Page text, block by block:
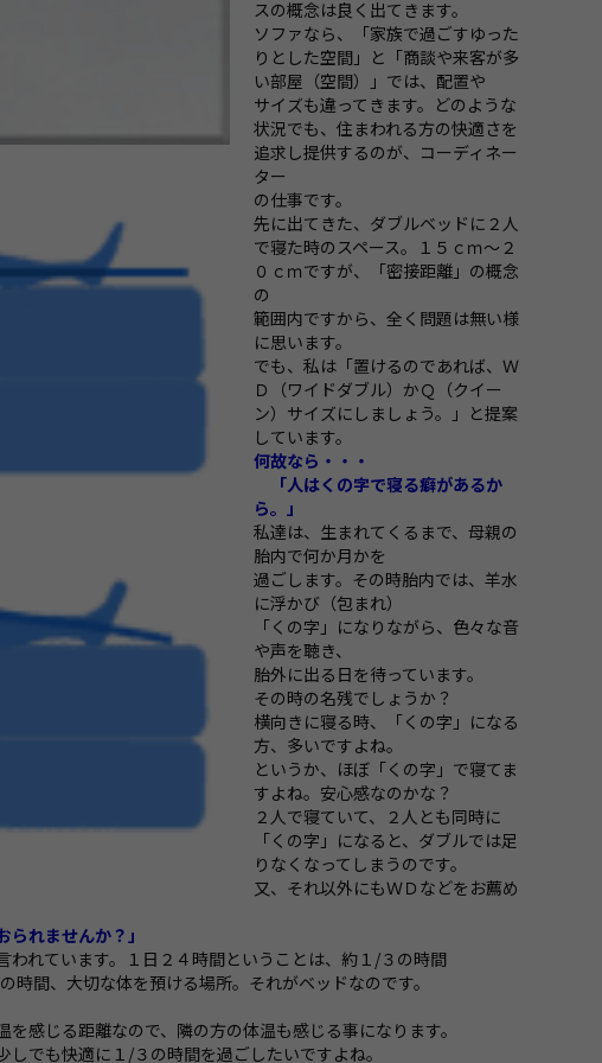
スの概念は良く出てきます。
ソファなら、「家族で過ごすゆった
りとした空間」と「商談や来客が多
い部屋（空間）」では、配置や
サイズも違ってきます。どのような
状況でも、住まわれる方の快適さを
追求し提供するのが、コーディネー
ター
の仕事です。
先に出てきた、ダブルベッドに２人
で寝た時のスペース。１５ｃｍ～２
０ｃｍですが、「密接距離」の概念
の
範囲内ですから、全く問題は無い様
に思います。
でも、私は「置けるのであれば、Ｗ
Ｄ（ワイドダブル）かＱ（クイー
ン）サイズにしましょう。」と提案
しています。
何故なら・・・
「人はくの字で寝る癖があるか
ら。」
私達は、生まれてくるまで、母親の
胎内で何か月かを
過ごします。その時胎内では、羊水
に浮かび（包まれ）
「くの字」になりながら、色々な音
や声を聴き、
胎外に出る日を待っています。
その時の名残でしょうか？
横向きに寝る時、「くの字」になる
方、多いですよね。
というか、ほぼ「くの字」で寝てま
すよね。安心感なのかな？
２人で寝ていて、２人とも同時に
「くの字」になると、ダブルでは足
りなくなってしまうのです。
又、それ以外にもＷＤなどをお薦め
られませんか？」
われています。１日２４時間ということは、約１/３の時間
時間、大切な体を預ける場所。それがベッドなのです。
感じる距離なので、隣の方の体温も感じる事になります。
でも快適に１/３の時間を過ごしたいですよね。